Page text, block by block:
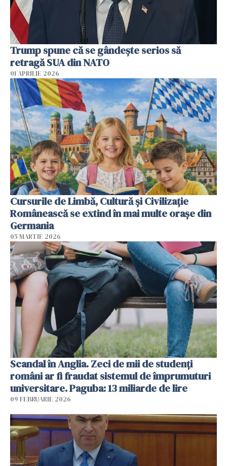
Trump spune că se gândeşte serios să
retragă SUA din NATO
01 APRILIE 2026
Cursurile de Limbă, Cultură și Civilizație
Românească se extind în mai multe orașe din
Germania
05 MARTIE 2026
Scandal în Anglia. Zeci de mii de studenți
români ar fi fraudat sistemul de împrumuturi
universitare. Paguba: 13 miliarde de lire
09 FEBRUARIE 2026